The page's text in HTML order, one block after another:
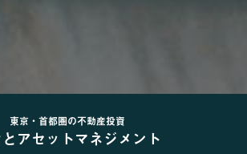
東京・首都圏の不動産投資
アセットマネジメント